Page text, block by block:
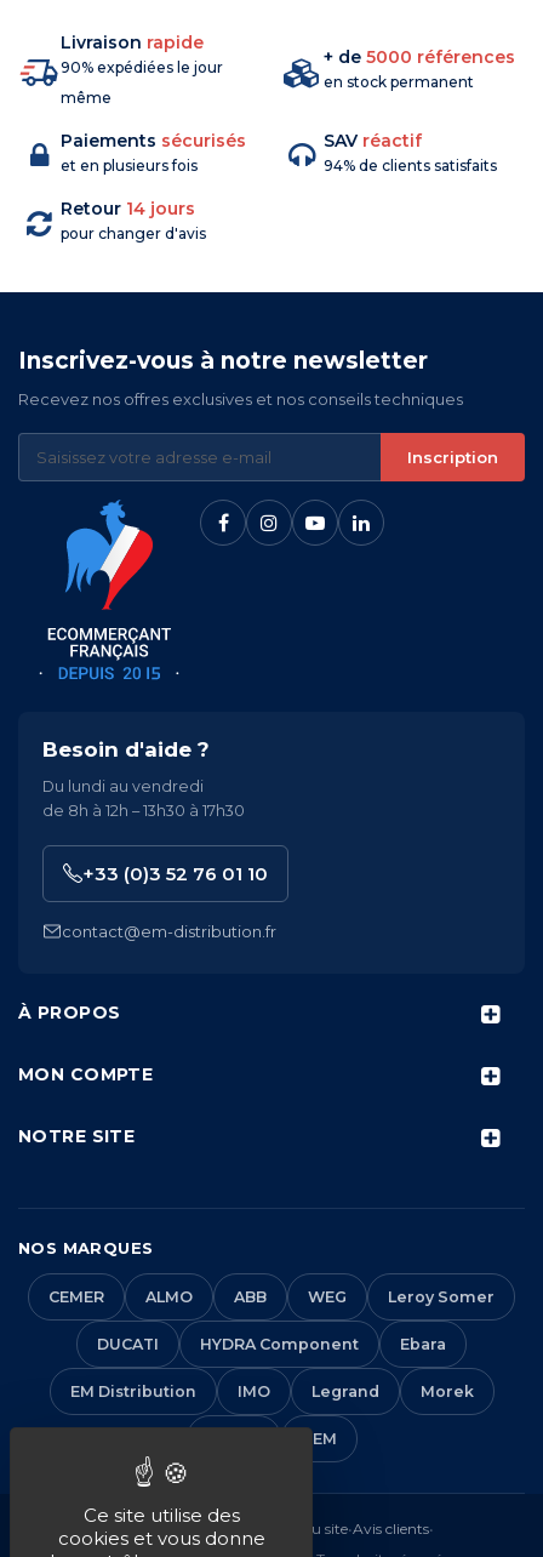
Livraison rapide
90% expédiées le jour
même
+ de 5000 références
en stock permanent
Paiements sécurisés
et en plusieurs fois
SAV réactif
94% de clients satisfaits
Retour 14 jours
pour changer d'avis
Inscrivez-vous à notre newsletter
Recevez nos offres exclusives et nos conseils techniques
Inscription
À PROPOS
MON COMPTE
NOTRE SITE
Besoin d'aide ?
Du lundi au vendredi
de 8h à 12h – 13h30 à 17h30
+33 (0)3 52 76 01 10
contact@em-distribution.fr
NOS MARQUES
CEMER ALMO ABB WEG Leroy Somer
DUCATI HYDRA Component Ebara
EM Distribution IMO Legrand Morek
VEM
Mentions légales Plan du site•Avis clients•
Ce site utilise des
cookies et vous donne